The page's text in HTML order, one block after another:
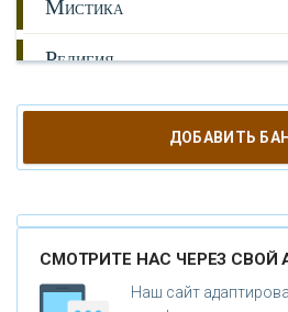
МИСТИКА
РЕЛИГИЯ
ОРУЖИЕ
КАТАКЛИЗМЫ
КЛОНИРОВАНИЕ
НОВЫЕ ТЕХНОЛОГИИ
ДОБАВИТЬ
СМОТРИТЕ НАС ЧЕРЕЗ СВОЙ
Наш сайт